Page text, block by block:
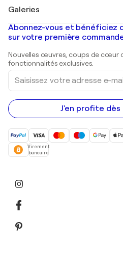
Banksy
Mr. Brainwash
Shepard Fairey
Tableaux abstraits à vendre
Peintures de paysage
Estampes
Peintures acryliques
Galeries
Galeries d'art en France
Galeries d'art en Belgique
Abonnez-vous et bénéficiez
sur votre première
Nouvelles œuvres, coups de cœur
fonctionnalités exclusives.
Saisissez
votre
adresse
e-
mail
J'en profite dès
Virement
bancaire